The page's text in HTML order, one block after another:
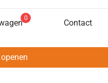
0 Contact